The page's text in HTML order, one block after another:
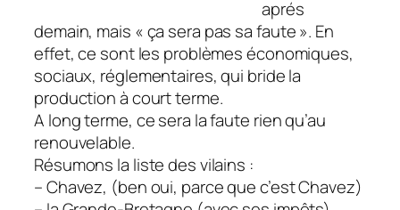
aprés
demain, mais « ça sera pas sa faute ». En
effet, ce sont les problèmes économiques,
sociaux, réglementaires, qui bride la
production à court terme.
A long terme, ce sera la faute rien qu’au
renouvelable.
Résumons la liste des vilains :
– Chavez, (ben oui, parce que c’est Chavez)